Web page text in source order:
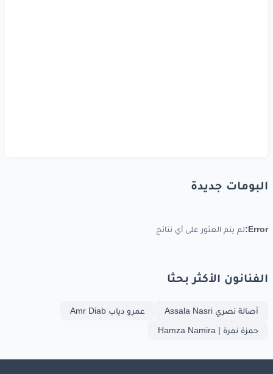
البومات جديدة
Error: لم يتم العثور على أي نتائج
الفنانون الأكثر بحثا
أصالة نصري Assala Nasri
عمرو دياب Amr Diab
حمزة نمرة | Hamza Namira